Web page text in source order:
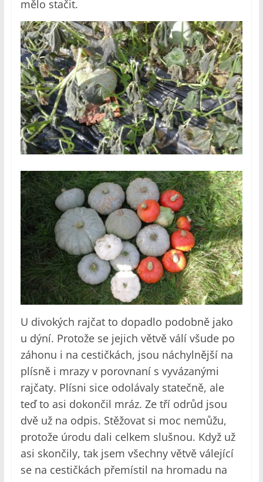
mělo stačit.
U divokých rajčat to dopadlo podobně jako
u dýní. Protože se jejich větvě válí všude po
záhonu i na cestičkách, jsou náchylnější na
plísně i mrazy v porovnaní s vyvázanými
rajčaty. Plísni sice odolávaly statečně, ale
teď to asi dokončil mráz. Ze tří odrůd jsou
dvě už na odpis. Stěžovat si moc nemůžu,
protože úrodu dali celkem slušnou. Když už
asi skončily, tak jsem všechny větvě válející
se na cestičkách přemístil na hromadu na